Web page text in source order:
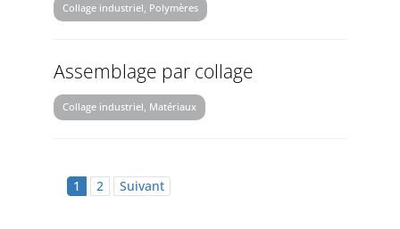
Collage industriel, Polymères
Assemblage par collage
Collage industriel, Matériaux
1 2 Suivant